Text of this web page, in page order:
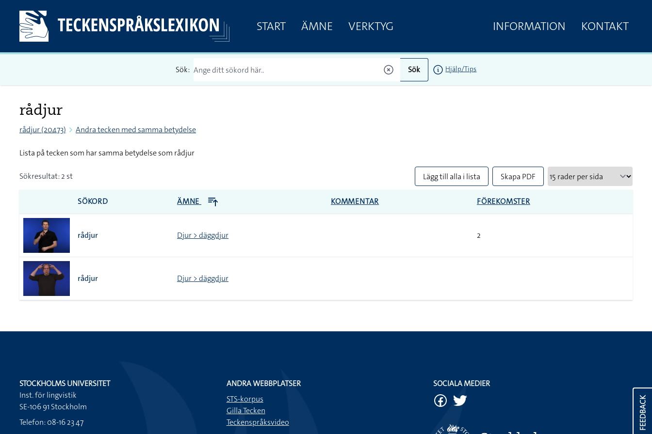
START ÄMNE VERKTYG INFORMATION KONTAKT
Sök: Sök Hjälp/Tips
rådjur
rådjur (20473) Andra tecken med samma betydelse
Lista på tecken som har samma betydelse som rådjur
Sökresultat: 2 st Lägg till alla i lista Skapa PDF
SÖKORD ÄMNE KOMMENTAR FÖREKOMSTER
rådjur Djur > däggdjur 2
rådjur Djur > däggdjur
FEEDBACK
STOCKHOLMS UNIVERSITET
Inst. för lingvistik
SE-106 91 Stockholm
Telefon: 08-16 23 47
ANDRA WEBBPLATSER
STS-korpus
Gilla Tecken
Teckenspråksvideo
SOCIALA MEDIER